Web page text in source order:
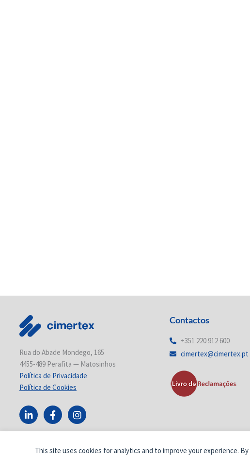
This site uses cookies for analytics and to improve your experience.
Rua do Abade Mondego, 165
4455-489 Perafita — Matosinhos
Política de Privacidade
Política de Cookies
L
i
n
F
a
c
b
o
I
n
s
a
g
Contactos
+351 220 912 600
cimertex@cimertex.pt
Todos os direitos reservados.